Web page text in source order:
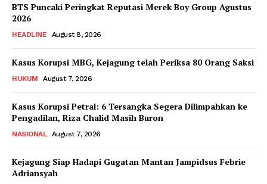
BTS Puncaki Peringkat Reputasi Merek Boy Group Agustus
2026
HEADLINE August 8, 2026
Kasus Korupsi MBG, Kejagung telah Periksa 80 Orang Saksi
HUKUM August 7, 2026
Kasus Korupsi Petral: 6 Tersangka Segera Dilimpahkan ke
Pengadilan, Riza Chalid Masih Buron
NASIONAL August 7, 2026
Kejagung Siap Hadapi Gugatan Mantan Jampidsus Febrie
Adriansyah